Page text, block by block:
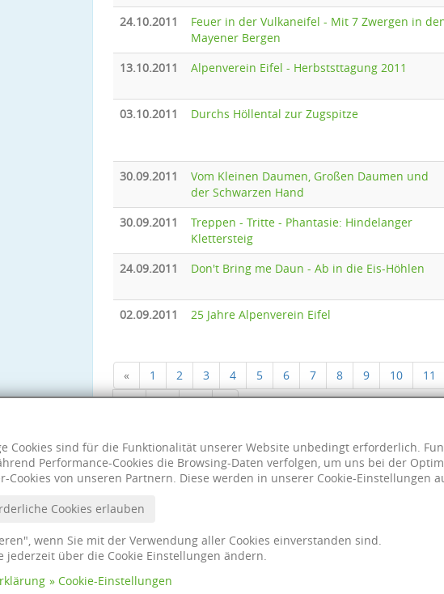
24.10.2011
Feuer in der Vulkaneifel - Mit 7 Zwergen in
Mayener Bergen
13.10.2011 Alpenverein Eifel - Herbststtagung 2011
03.10.2011
Durchs Höllental zur Zugspitze
30.09.2011
Vom Kleinen Daumen, Großen Daumen und
der Schwarzen Hand
30.09.2011
Treppen - Tritte - Phantasie: Hindelanger
Klettersteig
24.09.2011 Don't Bring me Daun - Ab in die Eis-Höhlen
02.09.2011 25 Jahre Alpenverein Eifel
« 1 2 3 4 5 6 7 8 9 10 11
18
19 20 »
Cookies sind für die Funktionalität unserer Website unbedingt erforderlich.
Performance-Cookies die Browsing-Daten verfolgen, um uns bei der
von unseren Partnern. Diese werden in unserer Cookie-Einstellungen
Cookies erlauben
wenn Sie mit der Verwendung aller Cookies einverstanden sind.
jederzeit über die Cookie Einstellungen ändern.
Cookie-Einstellungen